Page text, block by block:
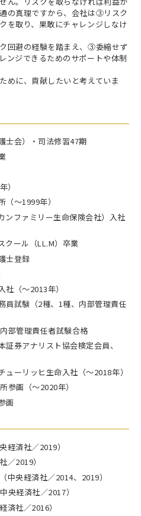
の真理ですから、会社は③リスク
を取り、果敢にチャレンジしなけ
回避の経験を踏まえ、③委縮せず
ンジできるためのサポートや体制
めに、貢献したいと考えていま
士会）・司法修習47期
）
～1999年）
ンファミリー生命保険会社）入社
クール（LL.M）卒業
士登録
（～2013年）
試験（2種、1種、内部管理責任
部管理責任者試験合格
証券アナリスト協会検定会員、
ューリッヒ生命入社（～2018年）
参画（～2020年）
画
経済社／2019）
／2019）
中央経済社／2014、2019）
央経済社／2017）
済社／2016）